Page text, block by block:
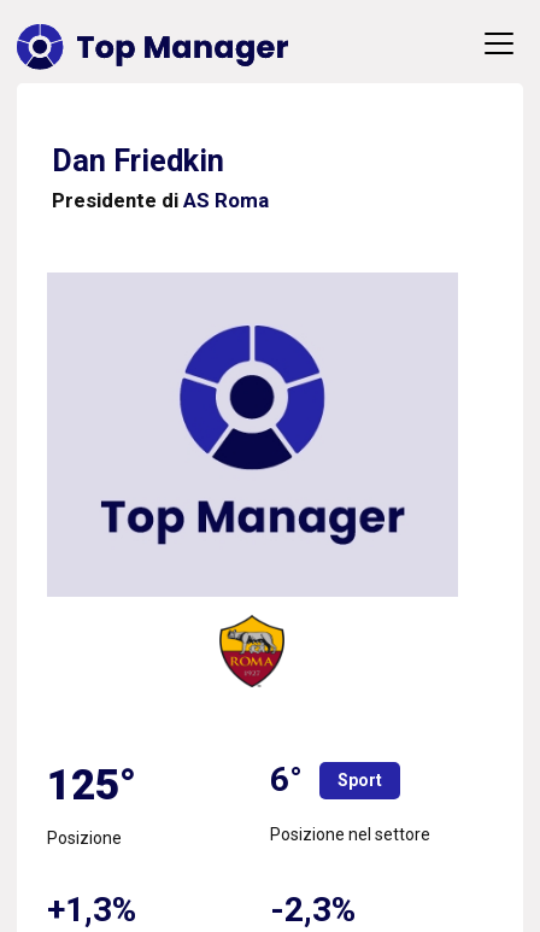
Dan Friedkin
Presidente di AS Roma
125°
Posizione
6° Sport
Posizione nel settore
+1,3% -2,3%